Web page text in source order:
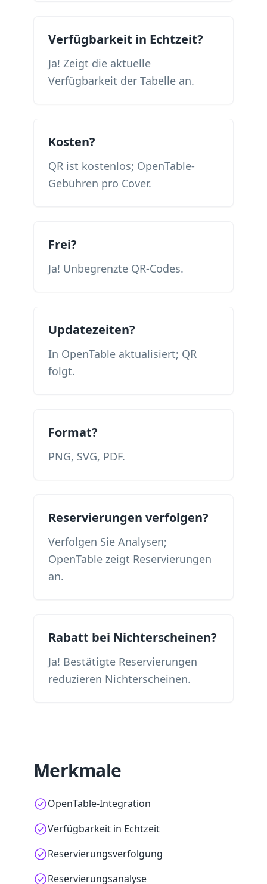
Verfügbarkeit in Echtzeit?
Ja! Zeigt die aktuelle
Verfügbarkeit der Tabelle an.
Kosten?
QR ist kostenlos; OpenTable-
Gebühren pro Cover.
Frei?
Ja! Unbegrenzte QR-Codes.
Updatezeiten?
In OpenTable aktualisiert; QR
folgt.
Format?
PNG, SVG, PDF.
Reservierungen verfolgen?
Verfolgen Sie Analysen;
OpenTable zeigt Reservierungen
an.
Rabatt bei Nichterscheinen?
Ja! Bestätigte Reservierungen
reduzieren Nichterscheinen.
Merkmale
OpenTable-Integration
Verfügbarkeit in Echtzeit
Reservierungsverfolgung
Reservierungsanalyse